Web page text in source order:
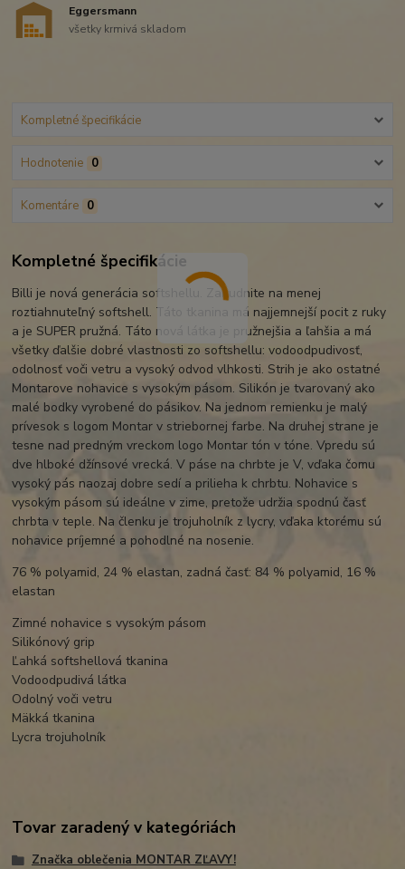
Eggersmann
všetky krmivá skladom
Kompletné špecifikácie
Hodnotenie 0
Komentáre 0
Kompletné špecifikácie
Billi je nová generácia softshellu. Zabudnite na menej
roztiahnuteľný softshell. Táto tkanina má najjemnejší pocit z ruky
a je SUPER pružná. Táto nová látka je pružnejšia a ľahšia a má
všetky ďalšie dobré vlastnosti zo softshellu: vodoodpudivosť,
odolnosť voči vetru a vysoký odvod vlhkosti. Strih je ako ostatné
Montarove nohavice s vysokým pásom. Silikón je tvarovaný ako
malé bodky vyrobené do pásikov. Na jednom remienku je malý
prívesok s logom Montar v striebornej farbe. Na druhej strane je
tesne nad predným vreckom logo Montar tón v tóne. Vpredu sú
dve hlboké džínsové vrecká. V páse na chrbte je V, vďaka čomu
vysoký pás naozaj dobre sedí a prilieha k chrbtu. Nohavice s
vysokým pásom sú ideálne v zime, pretože udržia spodnú časť
chrbta v teple. Na členku je trojuholník z lycry, vďaka ktorému sú
nohavice príjemné a pohodlné na nosenie.
76 % polyamid, 24 % elastan, zadná časť: 84 % polyamid, 16 %
elastan
Zimné nohavice s vysokým pásom
Silikónový grip
Ľahká softshellová tkanina
Vodoodpudivá látka
Odolný voči vetru
Mäkká tkanina
Lycra trojuholník
Tovar zaradený v kategóriách
Značka oblečenia MONTAR ZĽAVY!